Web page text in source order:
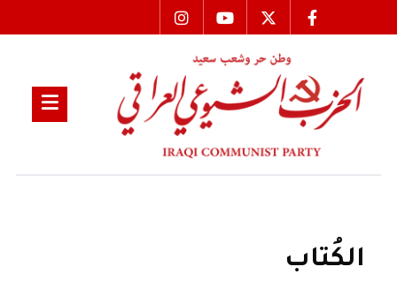
الكُتاب